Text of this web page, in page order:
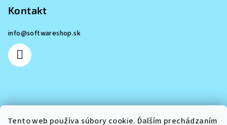
Tento web používa súbory cookie. Ďalším prechádzaním
Kontakt
info@softwareshop.sk